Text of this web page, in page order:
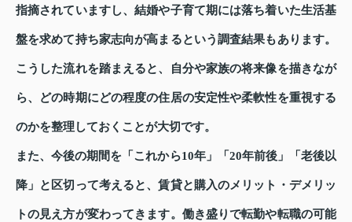
指摘されていますし、結婚や子育て期には落ち着いた生活基
盤を求めて持ち家志向が高まるという調査結果もあります。
こうした流れを踏まえると、自分や家族の将来像を描きなが
ら、どの時期にどの程度の住居の安定性や柔軟性を重視する
のかを整理しておくことが大切です。
また、今後の期間を「これから10年」「20年前後」「老後以
降」と区切って考えると、賃貸と購入のメリット・デメリッ
トの見え方が変わってきます。働き盛りで転勤や転職の可能